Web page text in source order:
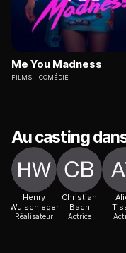
Me You Madness
FILMS COMÉDIE
Au casting
Henry
Wulschleger
Réalisateur
Christian
Bach
Actrice